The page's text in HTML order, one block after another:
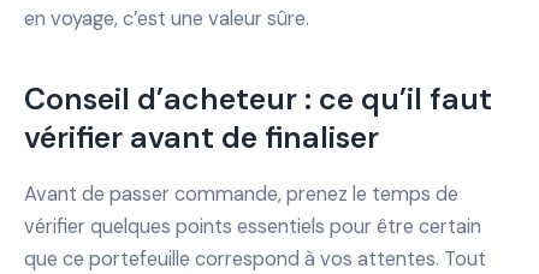
en voyage, c’est une valeur sûre.
Conseil d’acheteur : ce qu’il faut
vérifier avant de finaliser
Avant de passer commande, prenez le temps de
vérifier quelques points essentiels pour être certain
que ce portefeuille correspond à vos attentes. Tout